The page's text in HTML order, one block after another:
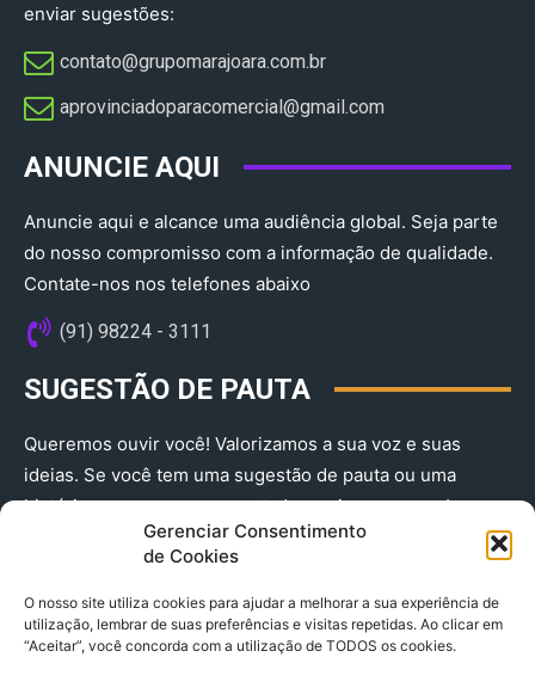
Gerenciar Consentimento
de Cookies
O nosso site utiliza cookies para ajudar a melhorar a sua experiência de
utilização, lembrar de suas preferências e visitas repetidas. Ao clicar em
“Aceitar”, você concorda com a utilização de TODOS os cookies.
enviar sugestões:
contato@grupomarajoara.com.br
aprovinciadoparacomercial@gmail.com​
ANUNCIE AQUI
Anuncie aqui e alcance uma audiência global. Seja parte
do nosso compromisso com a informação de qualidade.
Contate-nos nos telefones abaixo
(91) 98224 - 3111
SUGESTÃO DE PAUTA
Queremos ouvir você! Valorizamos a sua voz e suas
ideias. Se você tem uma sugestão de pauta ou uma
história que merece ser contada, envie-nos agora!
(91) 98224 - 3111